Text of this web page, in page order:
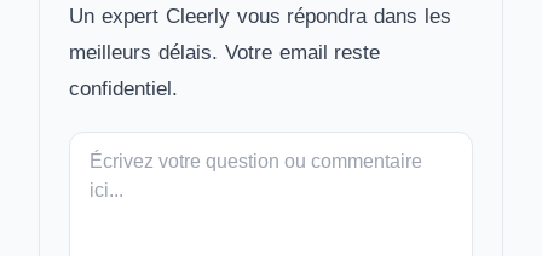
Un expert Cleerly vous répondra dans les
meilleurs délais. Votre email reste
confidentiel.
Votre
message